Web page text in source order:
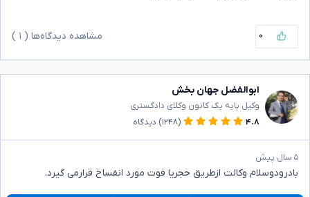
۰ مشاهده دیدگاه‌ها ( ۱
ابوالفضل جهان بخش
وکیل پایه یک کانون وکلای دادگستری
۴.۸
(۱۲۴۸) دیدگاه
۵ سال پیش
بادرودوسلام وکالت ازطریق حجریا فوت مورد انفساخ قرارمی گیرد.